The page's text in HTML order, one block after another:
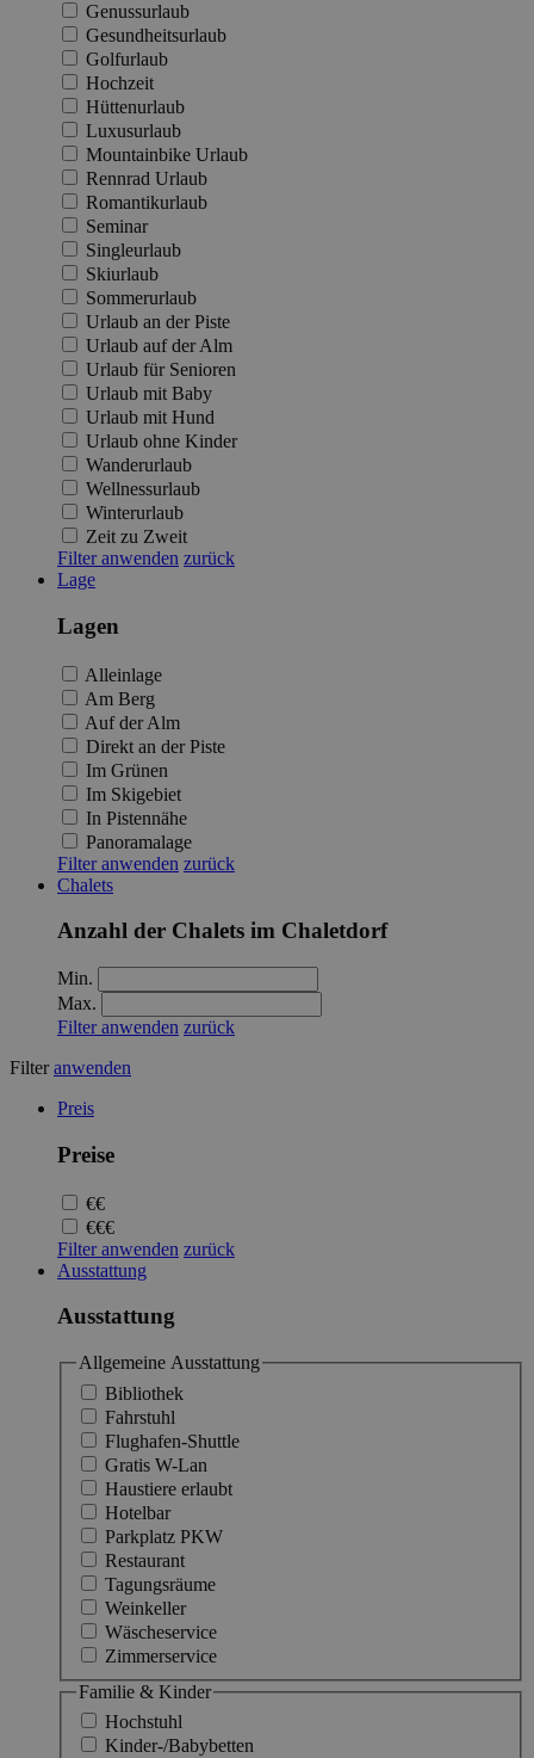
Genussurlaub
Gesundheitsurlaub
Golfurlaub
Hochzeit
Hüttenurlaub
Luxusurlaub
Mountainbike Urlaub
Rennrad Urlaub
Romantikurlaub
Seminar
Singleurlaub
Skiurlaub
Sommerurlaub
Urlaub an der Piste
Urlaub auf der Alm
Urlaub für Senioren
Urlaub mit Baby
Urlaub mit Hund
Urlaub ohne Kinder
Wanderurlaub
Wellnessurlaub
Winterurlaub
Zeit zu Zweit
Filter anwenden zurück
Lage
Lagen
Alleinlage
Am Berg
Auf der Alm
Direkt an der Piste
Im Grünen
Im Skigebiet
In Pistennähe
Panoramalage
Filter anwenden zurück
Chalets
Anzahl der Chalets im Chaletdorf
Min.
Max.
Filter anwenden zurück
Filteranwenden
Preis
Preise
€€
€€€
Filter anwenden zurück
Ausstattung
Ausstattung
Allgemeine Ausstattung
Bibliothek
Fahrstuhl
Flughafen-Shuttle
Gratis W-Lan
Haustiere erlaubt
Hotelbar
Parkplatz PKW
Restaurant
Tagungsräume
Weinkeller
Wäscheservice
Zimmerservice
Familie & Kinder
Hochstuhl
Kinder-/Babybetten